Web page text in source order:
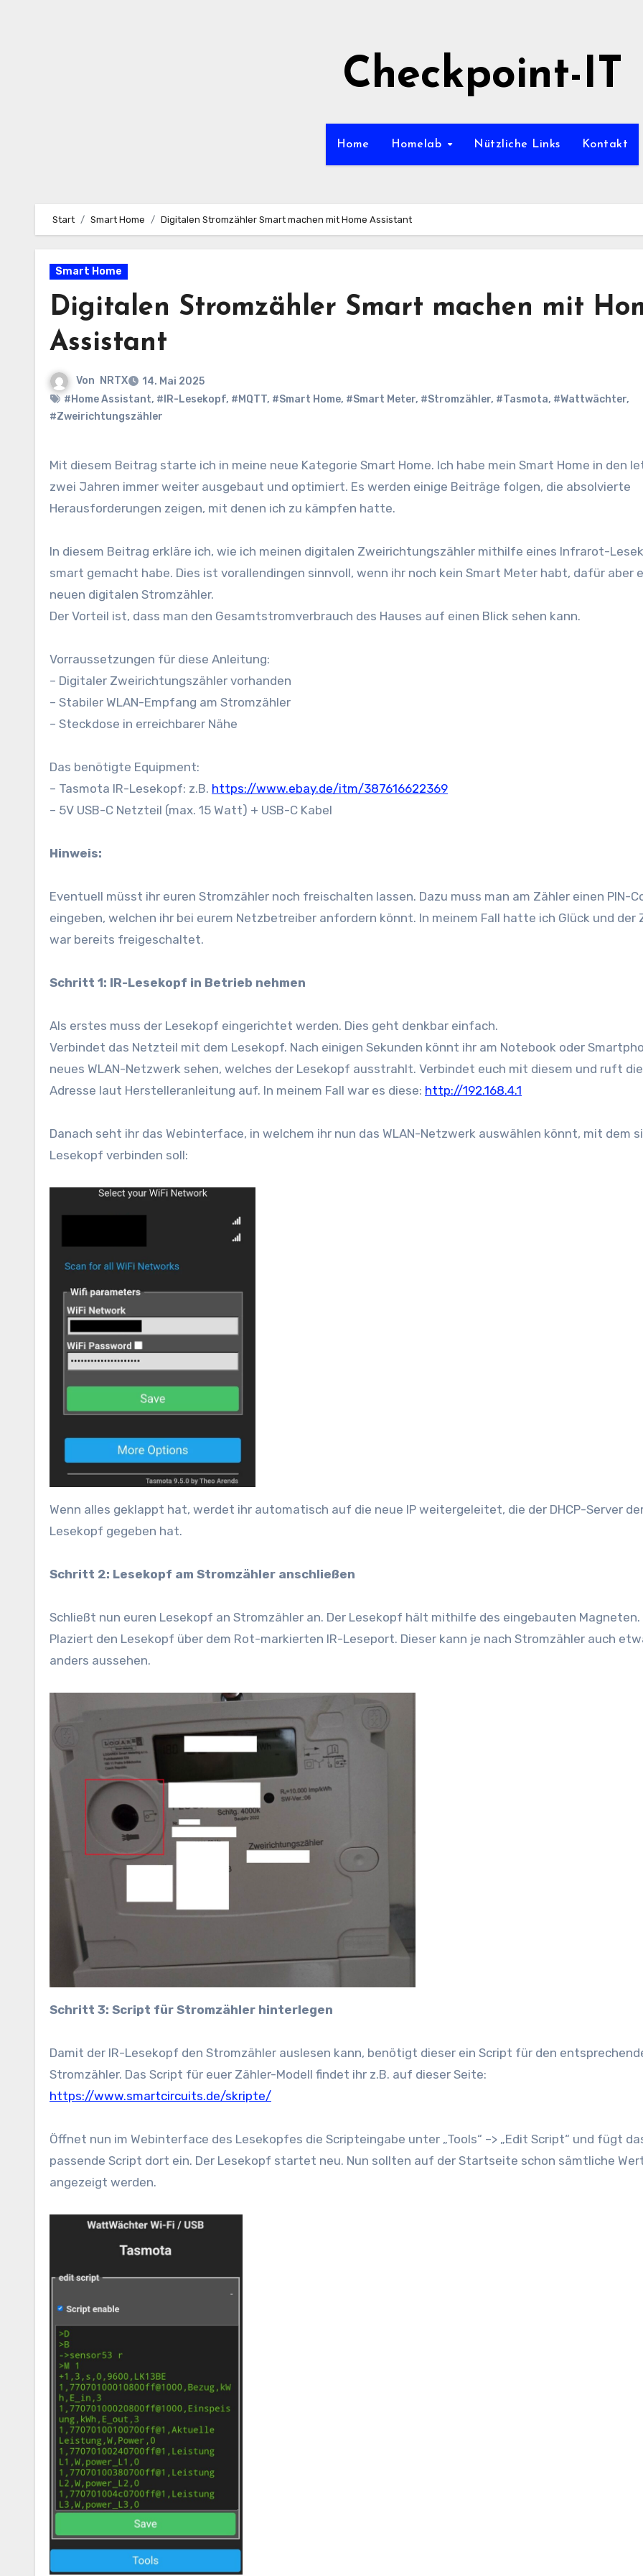
Checkpoint-IT
Home Homelab Nützliche Links Kontakt
Start Smart Home Digitalen Stromzähler Smart machen mit Home Assistant
Smart Home
Digitalen Stromzähler Smart machen mit
Assistant
Von NRTX
14. Mai 2025
#Home Assistant, #IR-Lesekopf, #MQTT, #Smart Home, #Smart Meter, #Stromzähler, #Tasmota, #Wattwächter,
#Zweirichtungszähler
Mit diesem Beitrag starte ich in meine neue Kategorie Smart Home. Ich habe mein Smart Home in den letzten
zwei Jahren immer weiter ausgebaut und optimiert. Es werden einige Beiträge folgen, die absolvierte
Herausforderungen zeigen, mit denen ich zu kämpfen hatte.
In diesem Beitrag erkläre ich, wie ich meinen digitalen Zweirichtungszähler mithilfe eines Infrarot-
smart gemacht habe. Dies ist vorallendingen sinnvoll, wenn ihr noch kein Smart Meter habt, dafür aber
neuen digitalen Stromzähler.
Der Vorteil ist, dass man den Gesamtstromverbrauch des Hauses auf einen Blick sehen kann.
Vorraussetzungen für diese Anleitung:
– Digitaler Zweirichtungszähler vorhanden
– Stabiler WLAN-Empfang am Stromzähler
– Steckdose in erreichbarer Nähe
Das benötigte Equipment:
– Tasmota IR-Lesekopf: z.B. https://www.ebay.de/itm/387616622369
– 5V USB-C Netzteil (max. 15 Watt) + USB-C Kabel
Hinweis:
Eventuell müsst ihr euren Stromzähler noch freischalten lassen. Dazu muss man am Zähler einen PIN-
eingeben, welchen ihr bei eurem Netzbetreiber anfordern könnt. In meinem Fall hatte ich Glück und der
war bereits freigeschaltet.
Schritt 1: IR-Lesekopf in Betrieb nehmen
Als erstes muss der Lesekopf eingerichtet werden. Dies geht denkbar einfach.
Verbindet das Netzteil mit dem Lesekopf. Nach einigen Sekunden könnt ihr am Notebook oder
neues WLAN-Netzwerk sehen, welches der Lesekopf ausstrahlt. Verbindet euch mit diesem und ruft
Adresse laut Herstelleranleitung auf. In meinem Fall war es diese: http://192.168.4.1
Danach seht ihr das Webinterface, in welchem ihr nun das WLAN-Netzwerk auswählen könnt, mit dem
Lesekopf verbinden soll:
Wenn alles geklappt hat, werdet ihr automatisch auf die neue IP weitergeleitet, die der DHCP-Server
Lesekopf gegeben hat.
Schritt 2: Lesekopf am Stromzähler anschließen
Schließt nun euren Lesekopf an Stromzähler an. Der Lesekopf hält mithilfe des eingebauten Magneten.
Plaziert den Lesekopf über dem Rot-markierten IR-Leseport. Dieser kann je nach Stromzähler auch
anders aussehen.
Schritt 3: Script für Stromzähler hinterlegen
Damit der IR-Lesekopf den Stromzähler auslesen kann, benötigt dieser ein Script für den
Stromzähler. Das Script für euer Zähler-Modell findet ihr z.B. auf dieser Seite:
https://www.smartcircuits.de/skripte/
Öffnet nun im Webinterface des Lesekopfes die Scripteingabe unter „Tools“ –> „Edit Script“ und fügt
passende Script dort ein. Der Lesekopf startet neu. Nun sollten auf der Startseite schon sämtliche
angezeigt werden.